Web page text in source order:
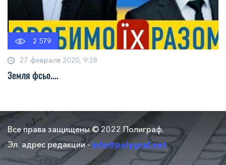
2 579
27 февраля 2020, 9:28
Земля фсьо....
Все права защищены © 2022 Полиграф.
Эл. адрес редакции - info@polygraf.net